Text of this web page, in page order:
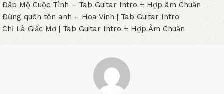
Đắp Mộ Cuộc Tình – Tab Guitar Intro + Hợp âm Chuẩn
Đừng quên tên anh – Hoa Vinh | Tab Guitar Intro
Chỉ Là Giấc Mơ | Tab Guitar Intro + Hợp Âm Chuẩn